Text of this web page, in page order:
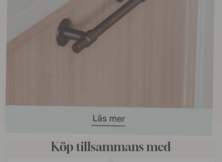
Köp tillsammans med